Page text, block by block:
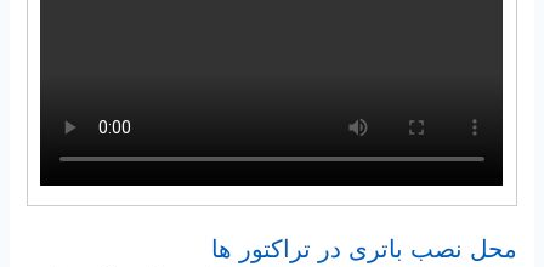
محل نصب باتری در تراکتور ها